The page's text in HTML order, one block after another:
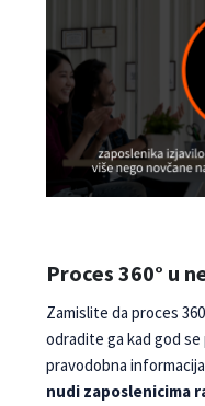
Proces 360° u
Zamislite da proces
odradite ga kad god
pravodobna
nudi zaposlenicima